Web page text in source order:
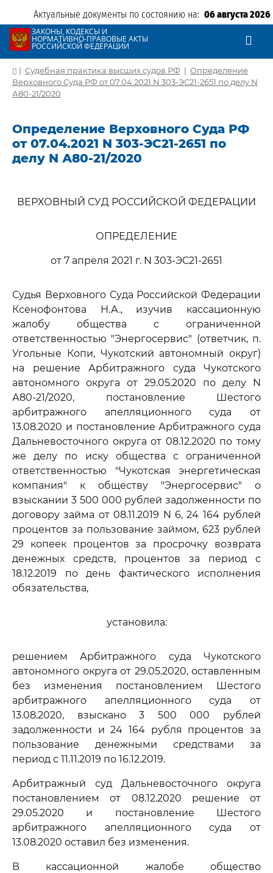
Актуальные документы по состоянию на: 06 августа 2026
ЗАКОНЫ, КОДЕКСЫ И
НОРМАТИВНО-ПРАВОВЫЕ АКТЫ
РОССИЙСКОЙ ФЕДЕРАЦИИ
| Судебная практика высших судов РФ | Определение
Верховного Суда РФ от 07.04.2021 N 303-ЭС21-2651 по делу N
А80-21/2020
Определение Верховного Суда РФ
от 07.04.2021 N 303-ЭС21-2651 по
делу N А80-21/2020
ВЕРХОВНЫЙ СУД РОССИЙСКОЙ ФЕДЕРАЦИИ
ОПРЕДЕЛЕНИЕ
от 7 апреля 2021 г. N 303-ЭС21-2651
Судья Верховного Суда Российской Федерации
Ксенофонтова Н.А., изучив кассационную
жалобу общества с ограниченной
ответственностью "Энергосервис" (ответчик, п.
Угольные Копи, Чукотский автономный округ)
на решение Арбитражного суда Чукотского
автономного округа от 29.05.2020 по делу N
А80-21/2020, постановление Шестого
арбитражного апелляционного суда от
13.08.2020 и постановление Арбитражного суда
Дальневосточного округа от 08.12.2020 по тому
же делу по иску общества с ограниченной
ответственностью "Чукотская энергетическая
компания" к обществу "Энергосервис" о
взыскании 3 500 000 рублей задолженности по
договору займа от 08.11.2019 N 6, 24 164 рублей
процентов за пользование займом, 623 рублей
29 копеек процентов за просрочку возврата
денежных средств, процентов за период с
18.12.2019 по день фактического исполнения
обязательства,
установила:
решением Арбитражного суда Чукотского
автономного округа от 29.05.2020, оставленным
без изменения постановлением Шестого
арбитражного апелляционного суда от
13.08.2020, взыскано 3 500 000 рублей
задолженности и 24 164 рубля процентов за
пользование денежными средствами за
период с 11.11.2019 по 16.12.2019.
Арбитражный суд Дальневосточного округа
постановлением от 08.12.2020 решение от
29.05.2020 и постановление Шестого
арбитражного апелляционного суда от
13.08.2020 оставил без изменения.
В кассационной жалобе общество